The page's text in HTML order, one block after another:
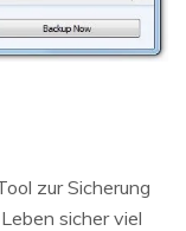
zur Sicherung
sicher viel